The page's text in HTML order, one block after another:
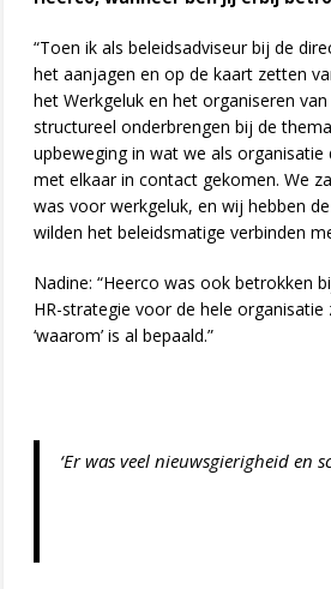
“Toen ik als beleidsadviseur bij de
het aanjagen en op de kaart zetten
het Werkgeluk en het organiseren
structureel onderbrengen bij de
upbeweging in wat we als
met elkaar in contact gekomen. We
was voor werkgeluk, en wij hebben
wilden het beleidsmatige verbinden
Nadine: “Heerco was ook betrokken
HR-strategie voor de hele
‘waarom’ is al bepaald.”
‘Er was veel nieuwsgierigheid en